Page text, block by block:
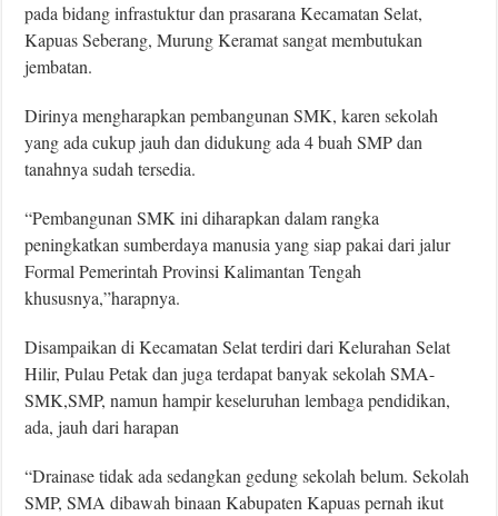
pada bidang infrastuktur dan prasarana Kecamatan Selat,
Kapuas Seberang, Murung Keramat sangat membutukan
jembatan.
Dirinya mengharapkan pembangunan SMK, karen sekolah
yang ada cukup jauh dan didukung ada 4 buah SMP dan
tanahnya sudah tersedia.
“Pembangunan SMK ini diharapkan dalam rangka
peningkatkan sumberdaya manusia yang siap pakai dari jalur
Formal Pemerintah Provinsi Kalimantan Tengah
khususnya,”harapnya.
Disampaikan di Kecamatan Selat terdiri dari Kelurahan Selat
Hilir, Pulau Petak dan juga terdapat banyak sekolah SMA-
SMK,SMP, namun hampir keseluruhan lembaga pendidikan,
ada, jauh dari harapan
“Drainase tidak ada sedangkan gedung sekolah belum. Sekolah
SMP, SMA dibawah binaan Kabupaten Kapuas pernah ikut